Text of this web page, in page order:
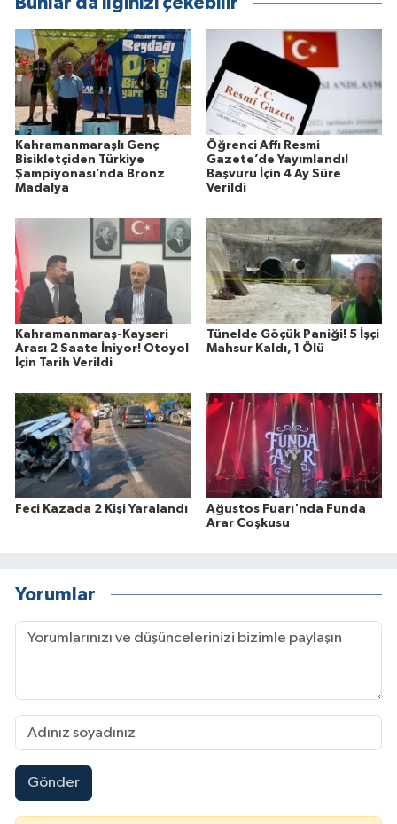
Kahramanmaraşlı Genç
Bisikletçiden Türkiye
Şampiyonası’nda Bronz
Madalya
Öğrenci Affı Resmi
Gazete’de Yayımlandı!
Başvuru İçin 4 Ay Süre
Verildi
Kahramanmaraş-Kayseri
Arası 2 Saate İniyor! Otoyol
İçin Tarih Verildi
Tünelde Göçük Paniği! 5 İşçi
Mahsur Kaldı, 1 Ölü
Feci Kazada 2 Kişi Yaralandı
Ağustos Fuarı'nda Funda
Arar Coşkusu
Yorumlar
Gönder